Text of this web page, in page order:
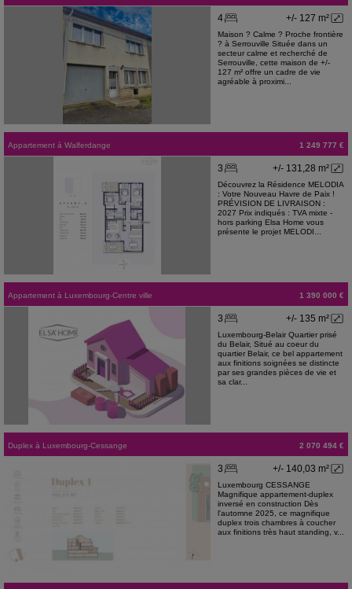
+/- 127 m²
4
Maison ? Calme ? Proche frontière
? à Serrouville Située dans un
secteur calme et recherché de
Serrouville, cette maison de +/-
127 m² offre un cadre de vie
agréable à proximi...
Appartement à Walferdange 1 249 777 €
+/- 131,28 m²
3
Découvrez la Résidence MELODIA
: Votre Nouveau Havre de Paix !
PRÉVISION DE LIVRAISON :
2027 Prix indiqués : TVA mixte -
hors parking Elsa Home vous
présente le projet MELODI...
Appartement à Luxembourg-Centre ville 1 390 000 €
+/- 135 m²
3
Luxembourg-Belair Quartier prisé
du Belair, Situé au coeur du
quartier Belair, ce bel appartement
aux finitions soignées se distincte
par ses grandes pièces de vie et
sa clar...
Duplex à Luxembourg-Cessange 2 070 494 €
+/- 140,03 m²
3
Luxembourg CESSANGE
Magnifique appartement-duplex
inversé en construction Dès
l'automne 2025, ce magnifique
duplex trois chambres à coucher
aux finitions très haut standing, v...